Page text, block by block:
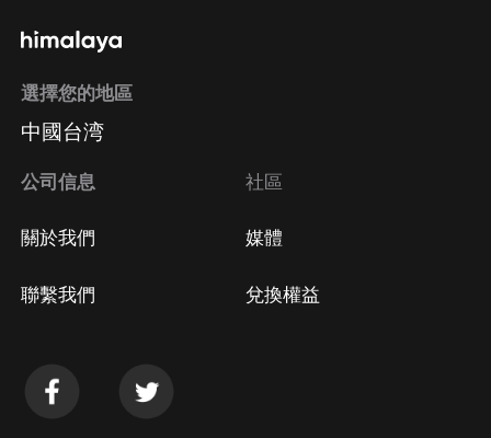
選擇您的地區
中國台湾
公司信息
關於我們
聯繫我們
社區
媒體
兌換權益